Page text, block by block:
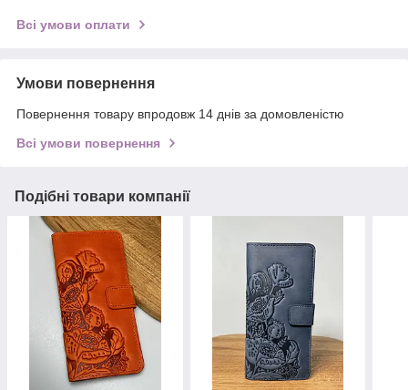
Всі умови оплати
Умови повернення
Повернення товару впродовж 14 днів за домовленістю
Всі умови повернення
Подібні товари компанії